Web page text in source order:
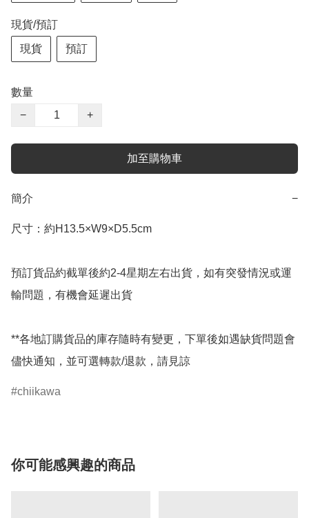
現貨/預訂
現貨 預訂
數量
−
+
加至購物車
簡介 −
尺寸：約H13.5×W9×D5.5cm
預訂貨品約截單後約2-4星期左右出貨，如有突發情況或運
輸問題，有機會延遲出貨
**各地訂購貨品的庫存隨時有變更，下單後如遇缺貨問題會
儘快通知，並可選轉款/退款，請見諒
chiikawa
你可能感興趣的商品